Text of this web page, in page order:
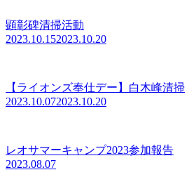
顕彰碑清掃活動
2023.10.152023.10.20
【ライオンズ奉仕デー】白木峰清掃
2023.10.072023.10.20
レオサマーキャンプ2023参加報告
2023.08.07